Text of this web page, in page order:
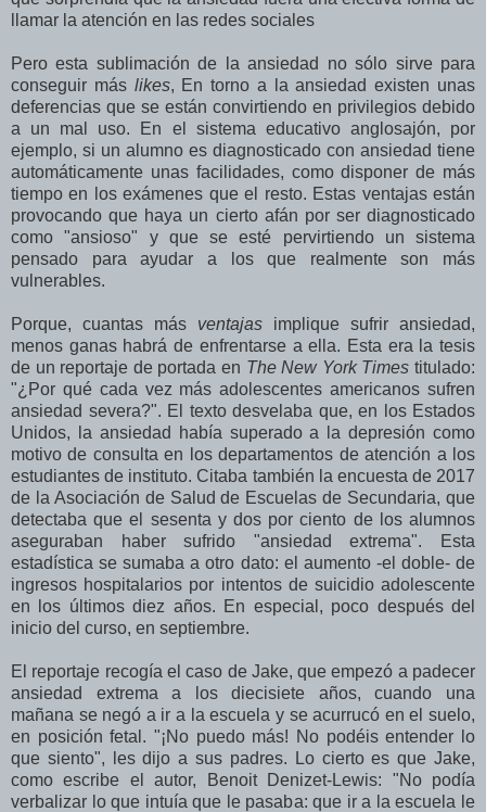
llamar la atención en las redes sociales
Pero esta sublimación de la ansiedad no sólo sirve para
conseguir más likes, En torno a la ansiedad existen unas
deferencias que se están convirtiendo en privilegios debido
a un mal uso. En el sistema educativo anglosajón, por
ejemplo, si un alumno es diagnosticado con ansiedad tiene
automáticamente unas facilidades, como disponer de más
tiempo en los exámenes que el resto. Estas ventajas están
provocando que haya un cierto afán por ser diagnosticado
como "ansioso" y que se esté pervirtiendo un sistema
pensado para ayudar a los que realmente son más
vulnerables.
Porque, cuantas más ventajas implique sufrir ansiedad,
menos ganas habrá de enfrentarse a ella. Esta era la tesis
de un reportaje de portada en The New York Times titulado:
"¿Por qué cada vez más adolescentes americanos sufren
ansiedad severa?". El texto desvelaba que, en los Estados
Unidos, la ansiedad había superado a la depresión como
motivo de consulta en los departamentos de atención a los
estudiantes de instituto. Citaba también la encuesta de 2017
de la Asociación de Salud de Escuelas de Secundaria, que
detectaba que el sesenta y dos por ciento de los alumnos
aseguraban haber sufrido "ansiedad extrema". Esta
estadística se sumaba a otro dato: el aumento -el doble- de
ingresos hospitalarios por intentos de suicidio adolescente
en los últimos diez años. En especial, poco después del
inicio del curso, en septiembre.
El reportaje recogía el caso de Jake, que empezó a padecer
ansiedad extrema a los diecisiete años, cuando una
mañana se negó a ir a la escuela y se acurrucó en el suelo,
en posición fetal. "¡No puedo más! No podéis entender lo
que siento", les dijo a sus padres. Lo cierto es que Jake,
como escribe el autor, Benoit Denizet-Lewis: "No podía
verbalizar lo que intuía que le pasaba: que ir a la escuela le